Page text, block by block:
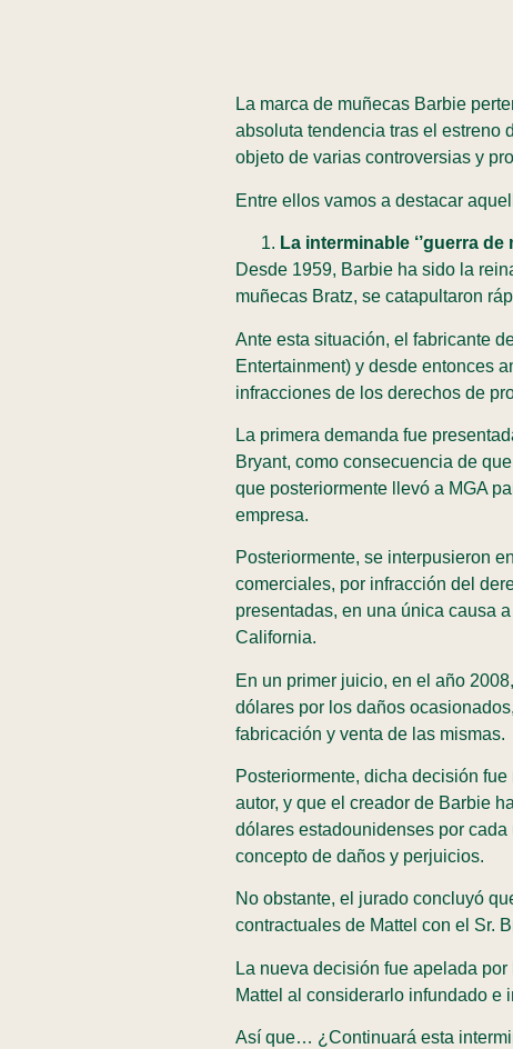
La marca de muñecas Barbie
absoluta tendencia tras el estreno
objeto de varias controversias y
Entre ellos vamos a destacar
La interminable ‘’guerra
Desde 1959, Barbie ha sido la
muñecas Bratz, se catapultaron
Ante esta situación, el fabricante
Entertainment) y desde entonces
infracciones de los derechos de
La primera demanda fue
Bryant, como consecuencia de
que posteriormente llevó a MGA
empresa.
Posteriormente, se interpusieron
comerciales, por infracción del
presentadas, en una única causa
California.
En un primer juicio, en el año
dólares por los daños
fabricación y venta de las mismas.
Posteriormente, dicha decisión
autor, y que el creador de Barbie
dólares estadounidenses por
concepto de daños y perjuicios.
No obstante, el jurado concluyó
contractuales de Mattel con el Sr.
La nueva decisión fue apelada
Mattel al considerarlo infundado e
Así que… ¿Continuará esta